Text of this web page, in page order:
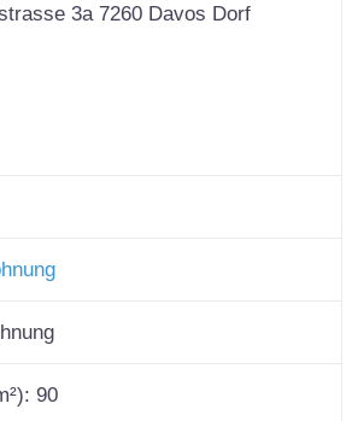
3a 7260 Davos Dorf
90